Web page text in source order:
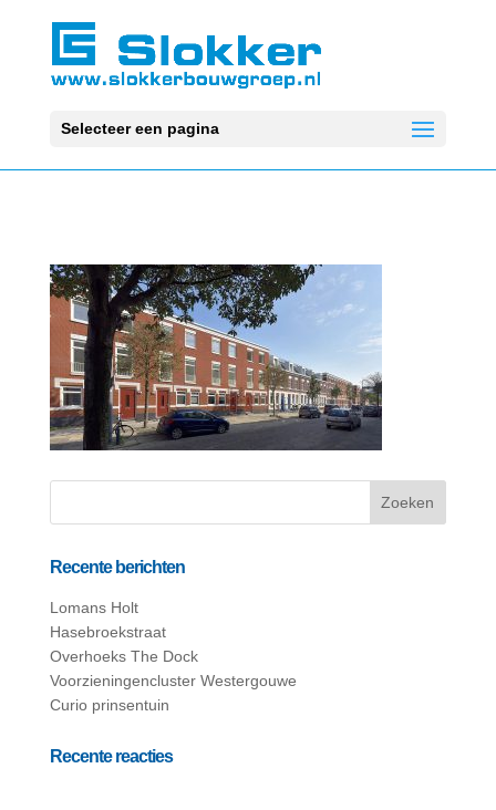
Selecteer een pagina
Recente berichten
Lomans Holt
Hasebroekstraat
Overhoeks The Dock
Voorzieningencluster Westergouwe
Curio prinsentuin
Recente reacties